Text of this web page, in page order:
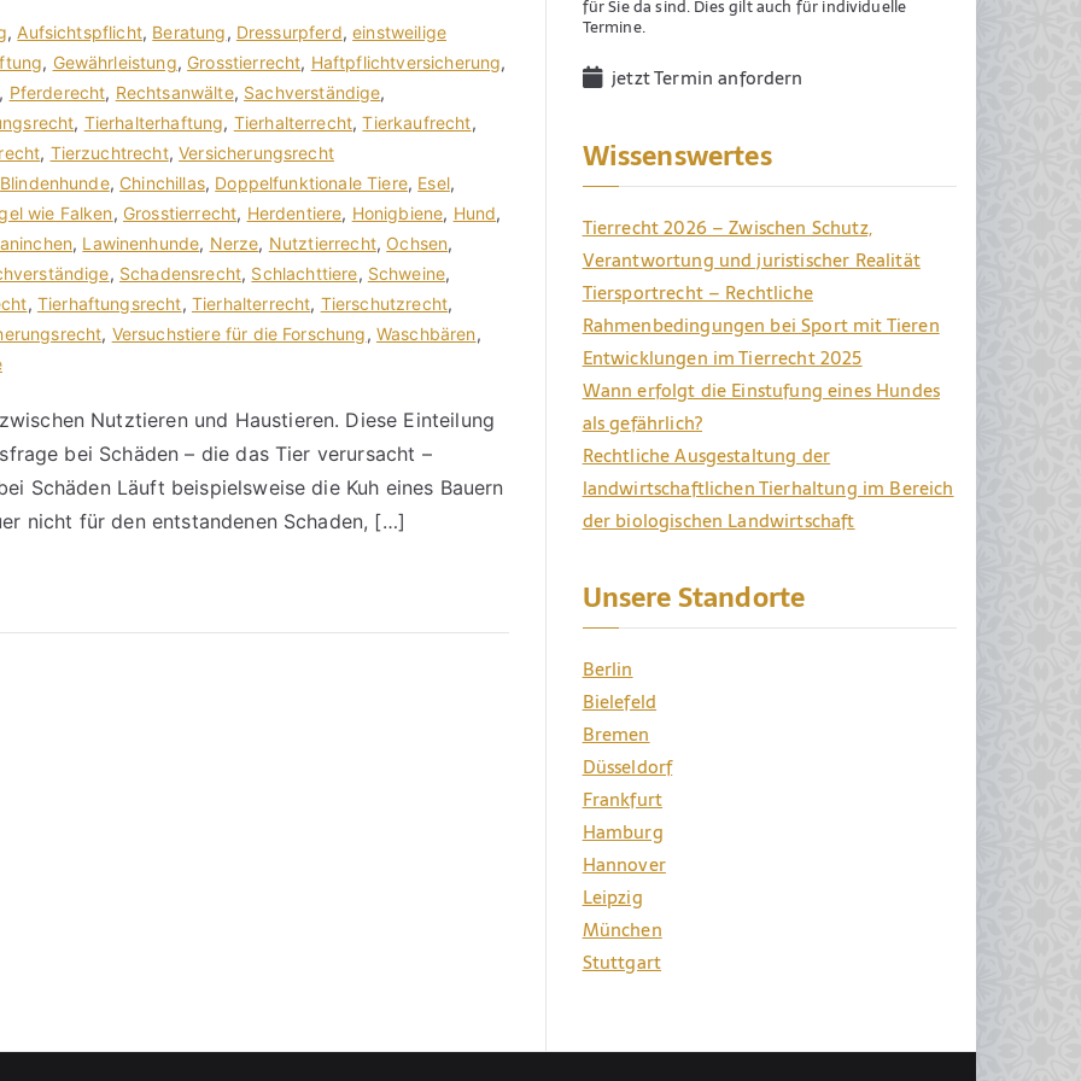
, Aufsichtspflicht, Beratung, Dressurpferd,einstweilige
, Gewährleistung, Grosstierrecht, Haftpflichtversicherung,
, Pferderecht, Rechtsanwälte, Sachverständige,
, Tierhalterhaftung, Tierhalterrecht,Tierkaufrecht,
, Tierzuchtrecht,Versicherungsrecht
Blindenhunde, Chinchillas, Doppelfunktionale Tiere, Esel,
wie Falken, Grosstierrecht, Herdentiere, Honigbiene, Hund,
, Lawinenhunde, Nerze, Nutztierrecht, Ochsen,
, Schadensrecht, Schlachttiere, Schweine,
, Tierhaftungsrecht, Tierhalterrecht, Tierschutzrecht,
, Versuchstiere für die Forschung, Waschbären,
Nutztieren und Haustieren. Diese Einteilung
bei Schäden – die das Tier verursacht –
Schäden Läuft beispielsweise die Kuh eines Bauern
nicht für den entstandenen Schaden, […]
für Sie da sind. Dies gilt auch für individuelle
Termine.
jetzt Termin anfordern
Wissenswertes
Tierrecht 2026 – Zwischen Schutz,
Verantwortung und juristischer Realität
Tiersportrecht – Rechtliche
Rahmenbedingungen bei Sport mit Tieren
Entwicklungen im Tierrecht 2025
Wann erfolgt die Einstufung eines Hundes
als gefährlich?
Rechtliche Ausgestaltung der
landwirtschaftlichen Tierhaltung im Bereich
der biologischen Landwirtschaft
Unsere Standorte
Berlin
Bielefeld
Bremen
Düsseldorf
Frankfurt
Hamburg
Hannover
Leipzig
München
Stuttgart